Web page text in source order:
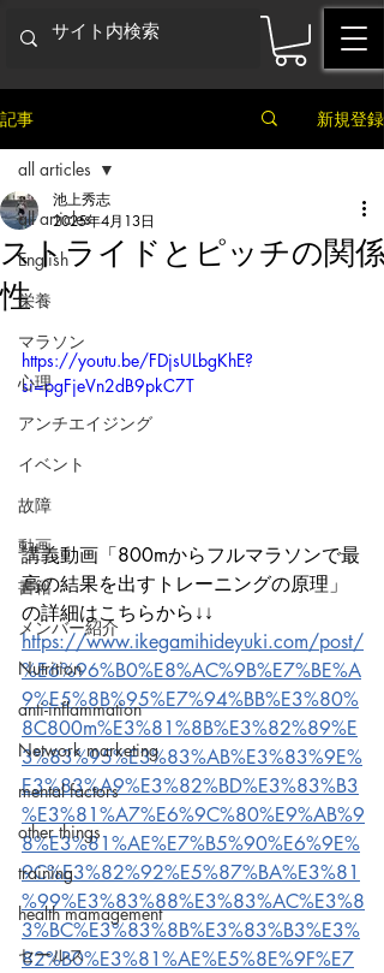
記事 新規登録
all articles
English
栄養
マラソン
心理
アンチエイジング
イベント
故障
動画
書籍
メンバー紹介
Nutrition
anti-inflammation
Network marketing
mental factors
other things
training
health mamagement
セールス
all articles
ストライドとピッチの関係
性
池上秀志
2025年4月13日
https://youtu.be/FDjsULbgKhE?
si=pgFjeVn2dB9pkC7T
講義動画「800mからフルマラソンで最
高の結果を出すトレーニングの原理」
の詳細はこちらから↓↓
https://www.ikegamihideyuki.com/post/
%E6%96%B0%E8%AC%9B%E7%BE%A
9%E5%8B%95%E7%94%BB%E3%80%
8C800m%E3%81%8B%E3%82%89%E
3%83%95%E3%83%AB%E3%83%9E%
E3%83%A9%E3%82%BD%E3%83%B3
%E3%81%A7%E6%9C%80%E9%AB%9
8%E3%81%AE%E7%B5%90%E6%9E%
9C%E3%82%92%E5%87%BA%E3%81
%99%E3%83%88%E3%83%AC%E3%8
3%BC%E3%83%8B%E3%83%B3%E3%
82%B0%E3%81%AE%E5%8E%9F%E7